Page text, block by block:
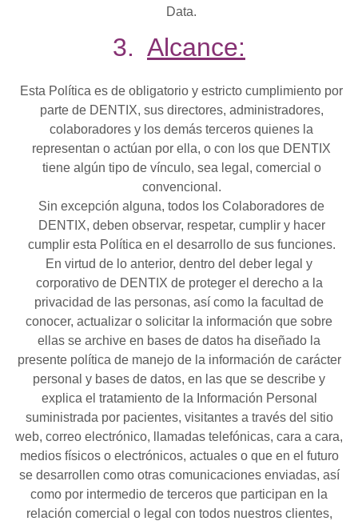
Data.
3. Alcance:
Esta Política es de obligatorio y estricto cumplimiento por
parte de DENTIX, sus directores, administradores,
colaboradores y los demás terceros quienes la
representan o actúan por ella, o con los que DENTIX
tiene algún tipo de vínculo, sea legal, comercial o
convencional.
Sin excepción alguna, todos los Colaboradores de
DENTIX, deben observar, respetar, cumplir y hacer
cumplir esta Política en el desarrollo de sus funciones.
En virtud de lo anterior, dentro del deber legal y
corporativo de DENTIX de proteger el derecho a la
privacidad de las personas, así como la facultad de
conocer, actualizar o solicitar la información que sobre
ellas se archive en bases de datos ha diseñado la
presente política de manejo de la información de carácter
personal y bases de datos, en las que se describe y
explica el tratamiento de la Información Personal
suministrada por pacientes, visitantes a través del sitio
web, correo electrónico, llamadas telefónicas, cara a cara,
medios físicos o electrónicos, actuales o que en el futuro
se desarrollen como otras comunicaciones enviadas, así
como por intermedio de terceros que participan en la
relación comercial o legal con todos nuestros clientes,